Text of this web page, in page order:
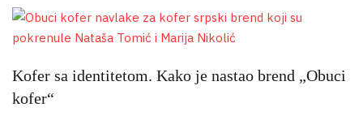
Kofer sa identitetom. Kako je nastao brend „Obuci
kofer“